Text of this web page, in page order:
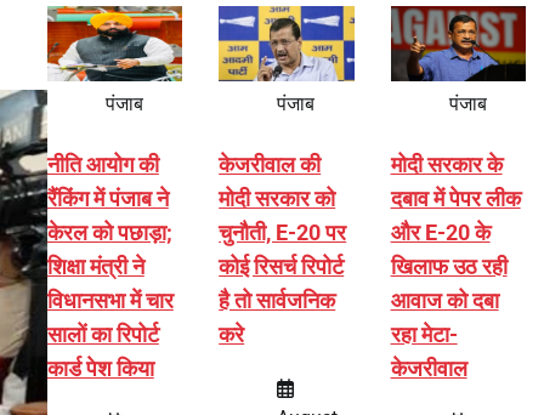
पंजाब
नीति आयोग की
रैंकिंग में पंजाब ने
केरल को पछाड़ा;
शिक्षा मंत्री ने
विधानसभा में चार
सालों का रिपोर्ट
कार्ड पेश किया
पंजाब
केजरीवाल की
मोदी सरकार को
चुनौती, E-20 पर
कोई रिसर्च रिपोर्ट
है तो सार्वजनिक
करे
पंजाब
मोदी सरकार के
दबाव में पेपर लीक
और E-20 के
खिलाफ उठ रही
आवाज को दबा
रहा मेटा-
केजरीवाल